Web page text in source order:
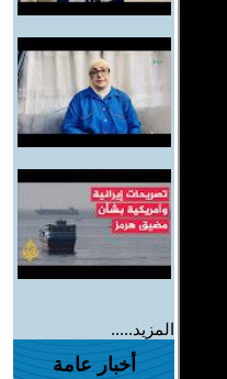
المزيد.....
أخبار عامة